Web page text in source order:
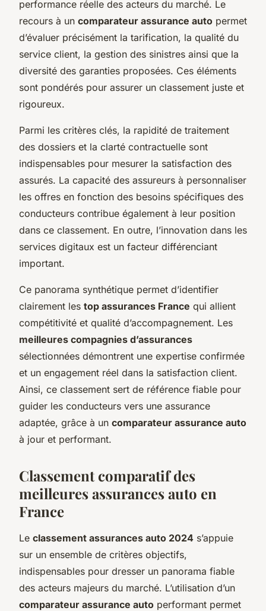
performance réelle des acteurs du marché. Le
recours à un comparateur assurance auto permet
d’évaluer précisément la tarification, la qualité du
service client, la gestion des sinistres ainsi que la
diversité des garanties proposées. Ces éléments
sont pondérés pour assurer un classement juste et
rigoureux.
Parmi les critères clés, la rapidité de traitement
des dossiers et la clarté contractuelle sont
indispensables pour mesurer la satisfaction des
assurés. La capacité des assureurs à personnaliser
les offres en fonction des besoins spécifiques des
conducteurs contribue également à leur position
dans ce classement. En outre, l’innovation dans les
services digitaux est un facteur différenciant
important.
Ce panorama synthétique permet d’identifier
clairement les top assurances France qui allient
compétitivité et qualité d’accompagnement. Les
meilleures compagnies d’assurances
sélectionnées démontrent une expertise confirmée
et un engagement réel dans la satisfaction client.
Ainsi, ce classement sert de référence fiable pour
guider les conducteurs vers une assurance
adaptée, grâce à un comparateur assurance auto
à jour et performant.
Classement comparatif des
meilleures assurances auto en
France
Le classement assurances auto 2024 s’appuie
sur un ensemble de critères objectifs,
indispensables pour dresser un panorama fiable
des acteurs majeurs du marché. L’utilisation d’un
comparateur assurance auto performant permet